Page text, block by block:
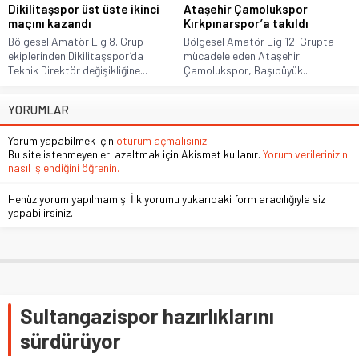
Dikilitaşspor üst üste ikinci
maçını kazandı
Bölgesel Amatör Lig 8. Grup
ekiplerinden Dikilitaşspor’da
Teknik Direktör değişikliğine...
Ataşehir Çamolukspor
Kırkpınarspor’a takıldı
Bölgesel Amatör Lig 12. Grupta
mücadele eden Ataşehir
Çamolukspor, Başıbüyük...
YORUMLAR
Yorum yapabilmek için oturum açmalısınız.
Bu site istenmeyenleri azaltmak için Akismet kullanır. Yorum verilerinizin
nasıl işlendiğini öğrenin.
Henüz yorum yapılmamış. İlk yorumu yukarıdaki form aracılığıyla siz
yapabilirsiniz.
Sultangazispor hazırlıklarını
sürdürüyor